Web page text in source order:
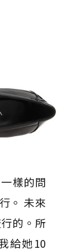
樣的問
。 未來
的。所
給她10